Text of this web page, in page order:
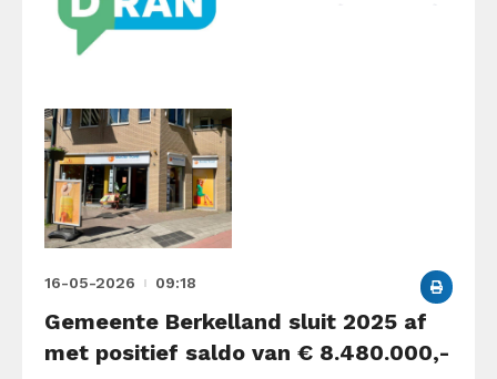
16-05-2026 09:18
Gemeente Berkelland sluit 2025 af
met positief saldo van € 8.480.000,-